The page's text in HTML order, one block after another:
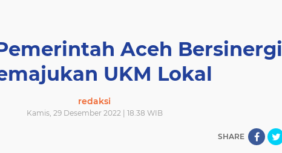
Aceh Bersinergi
UKM Lokal
redaksi
Kamis, 29 Desember 2022 | 18.38 WIB
SHARE